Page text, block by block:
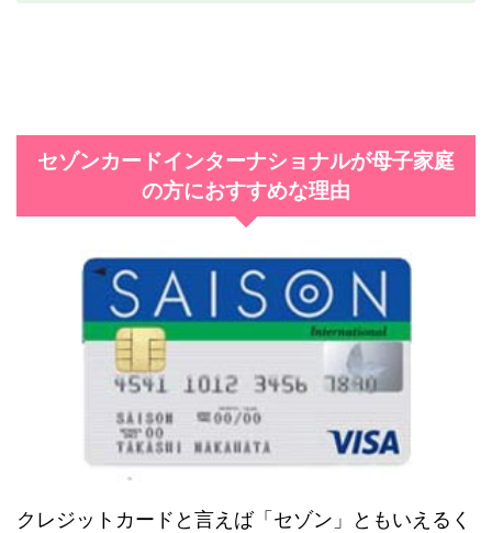
セゾンカードインターナショナルが母子家庭
の方におすすめな理由
クレジットカードと言えば「セゾン」ともいえるく